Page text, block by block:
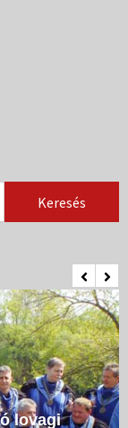
lovagi